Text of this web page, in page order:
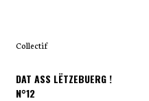
Collectif
DAT ASS LËTZEBUERG !
N°12